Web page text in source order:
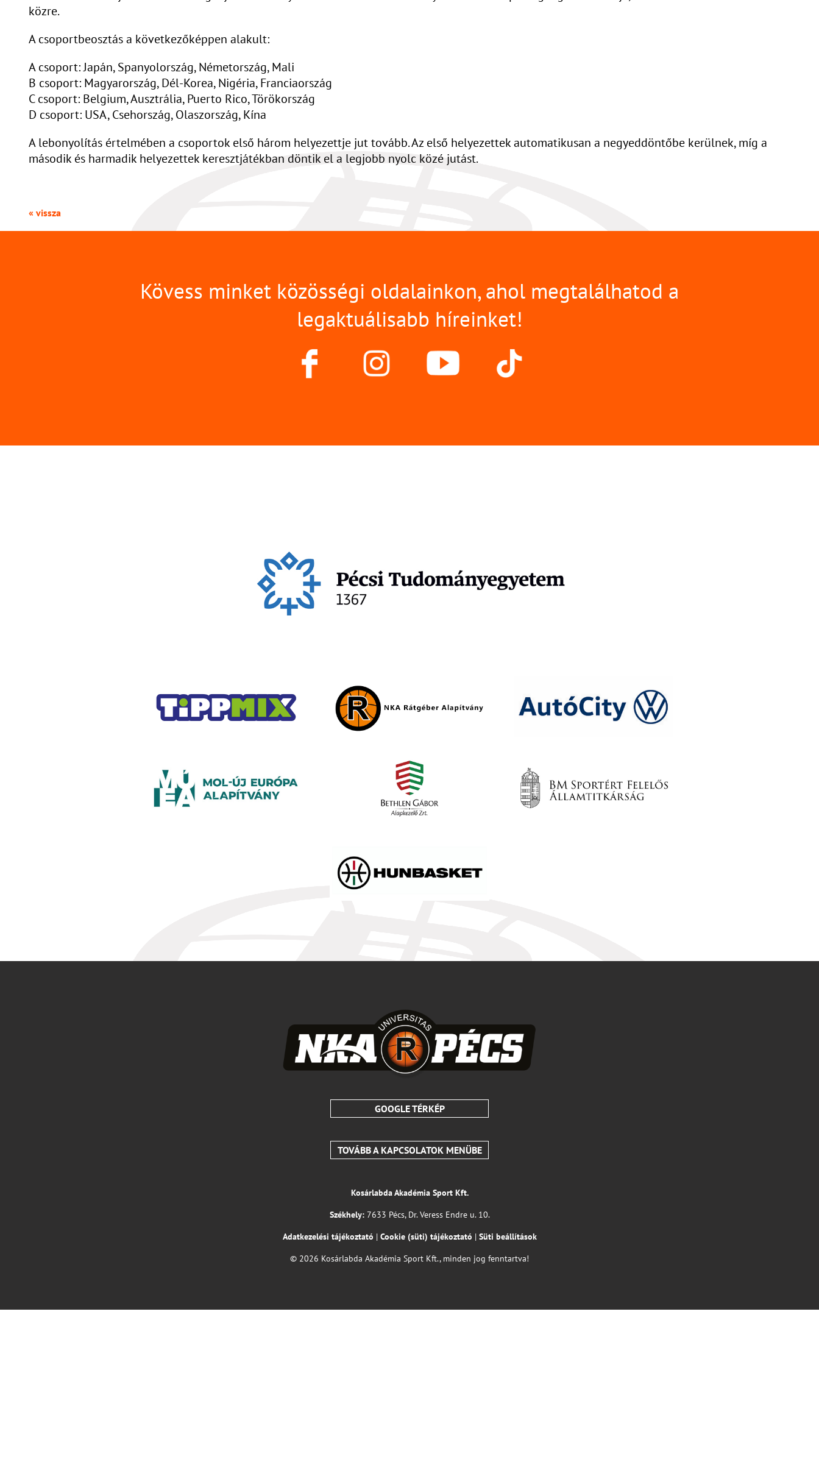
közre.
A csoportbeosztás a következőképpen alakult:
A csoport: Japán, Spanyolország, Németország, Mali
B csoport: Magyarország, Dél-Korea, Nigéria, Franciaország
C csoport: Belgium, Ausztrália, Puerto Rico, Törökország
D csoport: USA, Csehország, Olaszország, Kína
A lebonyolítás értelmében a csoportok első három helyezettje jut tovább. Az első helyezettek automatikusan a negyeddöntőbe kerülnek, míg a
második és harmadik helyezettek keresztjátékban döntik el a legjobb nyolc közé jutást.
« vissza
Kövess minket közösségi oldalainkon, ahol megtalálhatod a
legaktuálisabb híreinket!
GOOGLE TÉRKÉP
TOVÁBB A KAPCSOLATOK MENÜBE
Kosárlabda Akadémia Sport Kft.
Székhely:7633 Pécs, Dr. Veress Endre u. 10.
Adatkezelési tájékoztató | Cookie (süti) tájékoztató | Süti beállítások
© 2026 Kosárlabda Akadémia Sport Kft., minden jog fenntartva!